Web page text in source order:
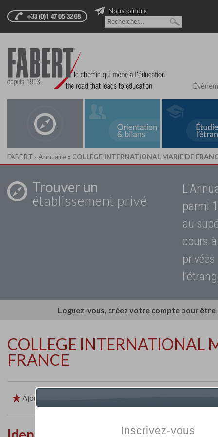
Nous joindre
FABERT » Annuaire » COLLEGE INTERNATIONAL MARIE DE
Trouver un
établissement privé
parmi
au
cours
Loguez-vous, créez votre compte pour
COLLEGE INTERNATIONAL
FRANCE
Ajouter aux favoris
Inscrivez-vous